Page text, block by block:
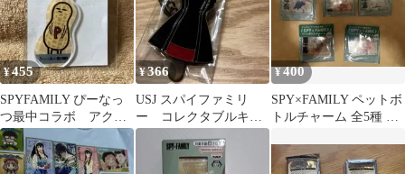
¥455
SPYFAMILY ぴーなっ
つ最中コラボ アクリ
ルキーホルダー ピー
ナッツ
¥366
USJ スパイファミリ
ー コレクタブルキー
チェーン キーホルダ
ー ヨル
¥400
SPY×FAMILY ペットボ
トルチャーム 全5種 コ